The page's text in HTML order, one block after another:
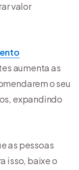
valor
aumenta as
o seu
expandindo
as pessoas
isso, baixe o